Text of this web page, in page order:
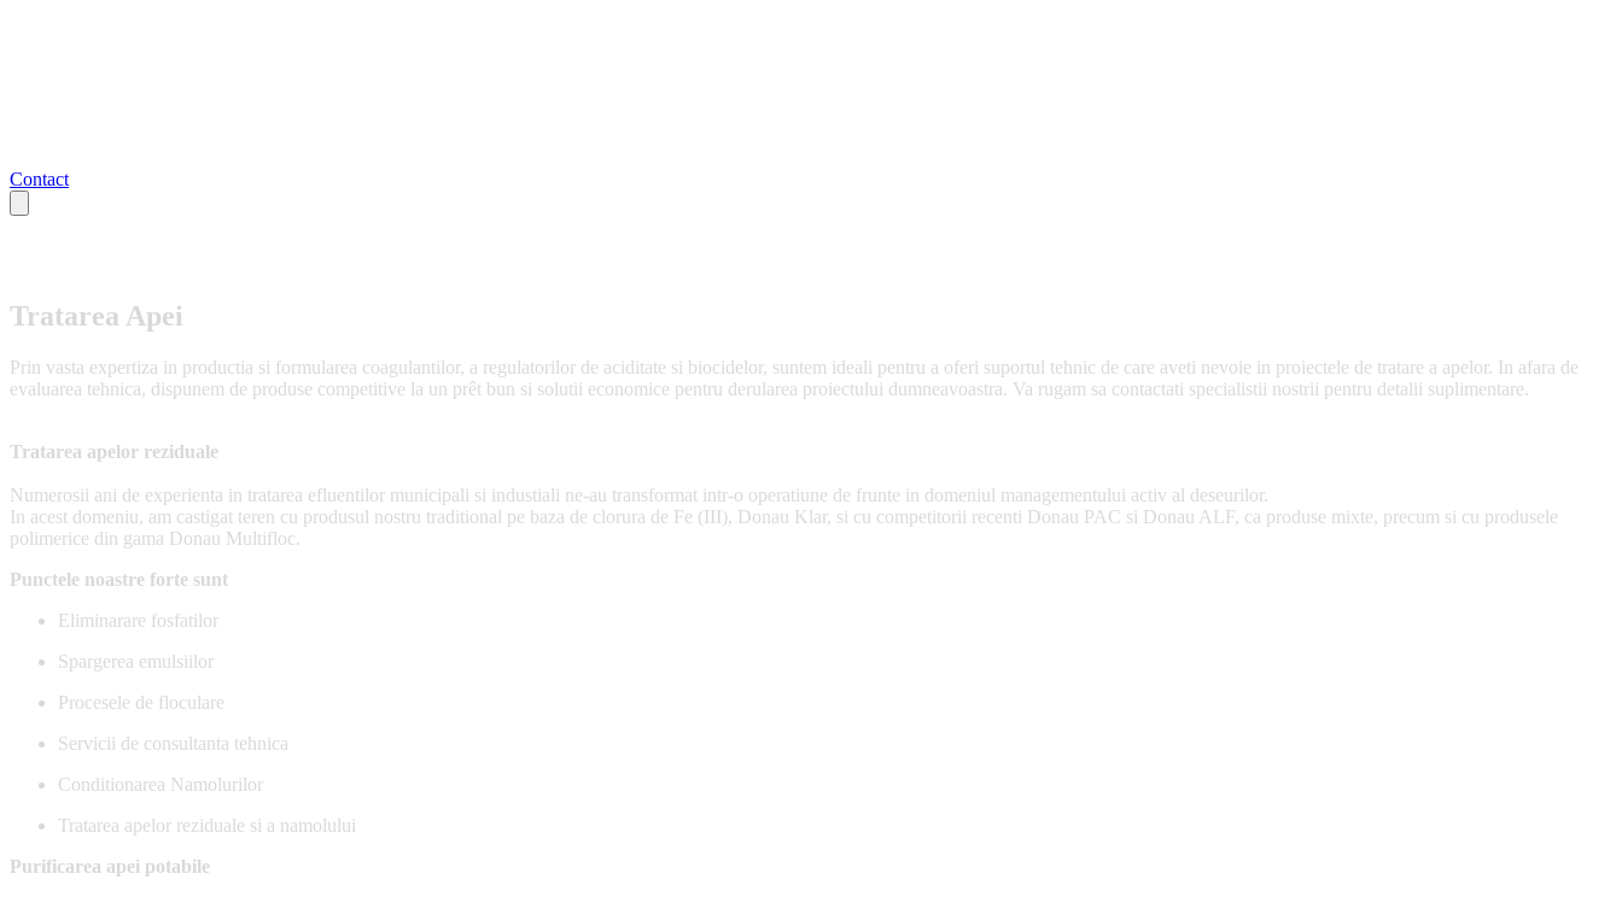
Contact
Tratarea Apei
Prin vasta expertiza in productia si formularea coagulantilor, a regulatorilor de aciditate si biocidelor, suntem ideali pentru a oferi suportul tehnic de care aveti nevoie in proiectele de tratare a apelor. In afara de
evaluarea tehnica, dispunem de produse competitive la un prêt bun si solutii economice pentru derularea proiectului dumneavoastra. Va rugam sa contactati specialistii nostrii pentru detalii suplimentare.
Tratarea apelor reziduale
Numerosii ani de experienta in tratarea efluentilor municipali si industiali ne-au transformat intr-o operatiune de frunte in domeniul managementului activ al deseurilor.
In acest domeniu, am castigat teren cu produsul nostru traditional pe baza de clorura de Fe (III), Donau Klar, si cu competitorii recenti Donau PAC si Donau ALF, ca produse mixte, precum si cu produsele
polimerice din gama Donau Multifloc.
Punctele noastre forte sunt
Eliminarare fosfatilor
Spargerea emulsiilor
Procesele de floculare
Servicii de consultanta tehnica
Conditionarea Namolurilor
Tratarea apelor reziduale si a namolului
Purificarea apei potabile